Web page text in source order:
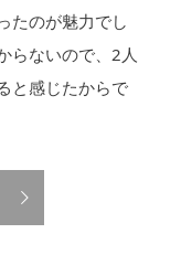
たのが魅力でし
らないので、2人
と感じたからで